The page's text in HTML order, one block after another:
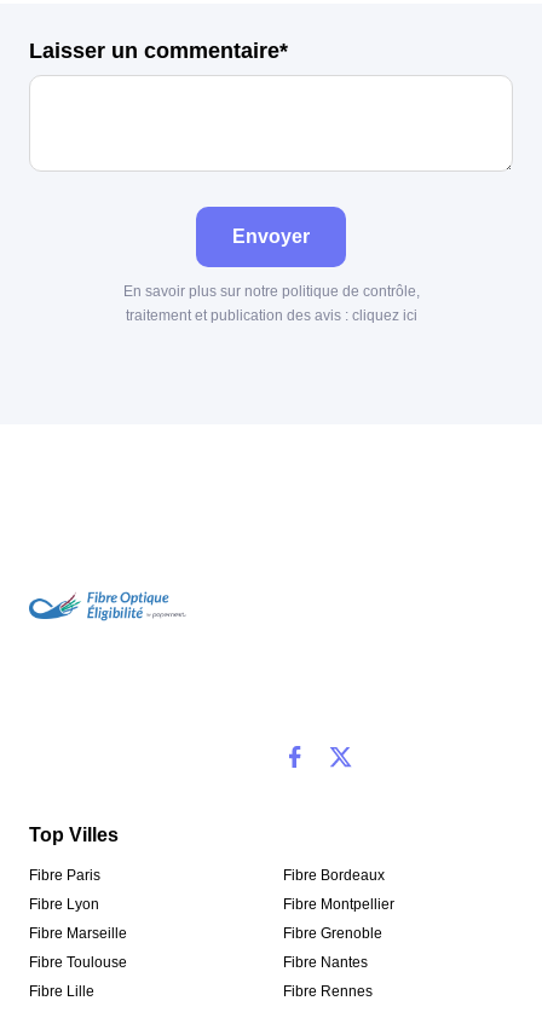
Laisser un commentaire*
Envoyer
En savoir plus sur notre politique de contrôle,
traitement et publication des avis : cliquez ici
Top Villes
Fibre Paris
Fibre Lyon
Fibre Marseille
Fibre Toulouse
Fibre Lille
Fibre Bordeaux
Fibre Montpellier
Fibre Grenoble
Fibre Nantes
Fibre Rennes